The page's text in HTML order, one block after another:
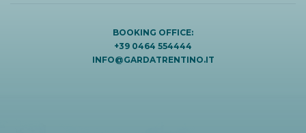
BOOKING OFFICE:
+39 0464 554444
INFO@GARDATRENTINO.IT